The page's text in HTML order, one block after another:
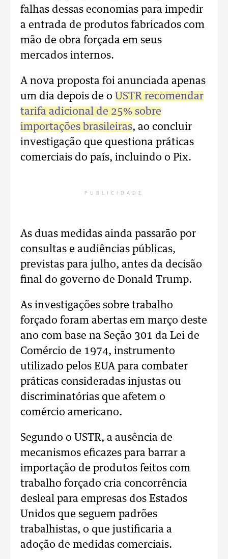
falhas dessas economias para impedir
a entrada de produtos fabricados com
mão de obra forçada em seus
mercados internos.
A nova proposta foi anunciada apenas
um dia depois de o USTR recomendar
tarifa adicional de 25% sobre
importações brasileiras, ao concluir
investigação que questiona práticas
comerciais do país, incluindo o Pix.
PUBLICIDADE
As duas medidas ainda passarão por
consultas e audiências públicas,
previstas para julho, antes da decisão
final do governo de Donald Trump.
As investigações sobre trabalho
forçado foram abertas em março deste
ano com base na Seção 301 da Lei de
Comércio de 1974, instrumento
utilizado pelos EUA para combater
práticas consideradas injustas ou
discriminatórias que afetem o
comércio americano.
Segundo o USTR, a ausência de
mecanismos eficazes para barrar a
importação de produtos feitos com
trabalho forçado cria concorrência
desleal para empresas dos Estados
Unidos que seguem padrões
trabalhistas, o que justificaria a
adoção de medidas comerciais.